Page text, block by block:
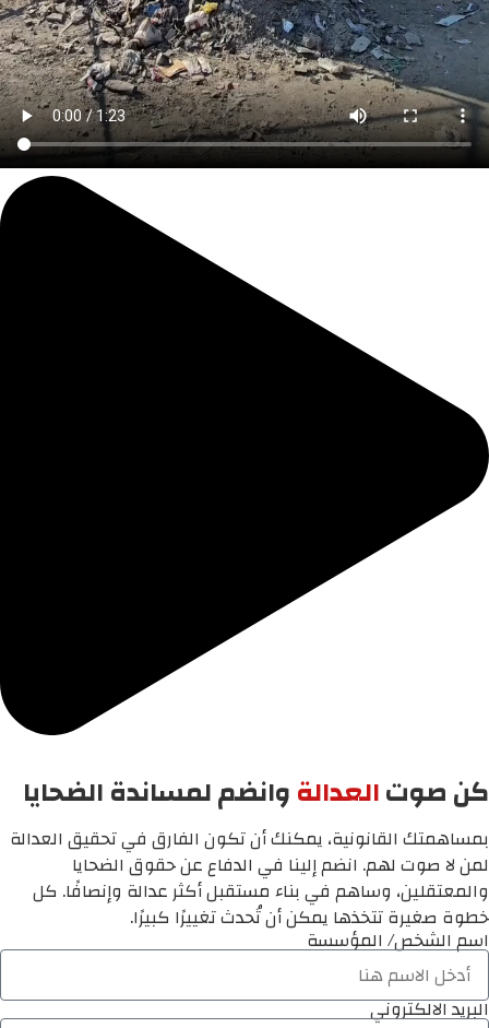
كن صوتالعدالةوانضم لمساندة الضحايا
بمساهمتك القانونية، يمكنك أن تكون الفارق في تحقيق العدالة
لمن لا صوت لهم. انضم إلينا في الدفاع عن حقوق الضحايا
والمعتقلين، وساهم في بناء مستقبل أكثر عدالة وإنصافًا. كل
خطوة صغيرة تتخذها يمكن أن تُحدث تغييرًا كبيرًا.
اسم الشخص/ المؤسسة
البريد الالكتروني